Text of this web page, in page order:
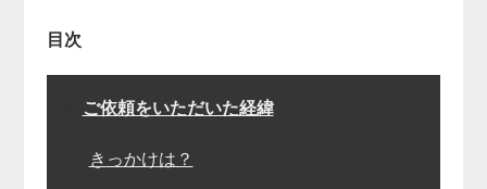
目次
ご依頼をいただいた経緯
きっかけは？